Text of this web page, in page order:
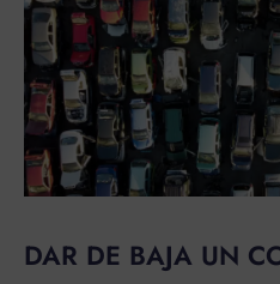
DAR DE BAJA UN